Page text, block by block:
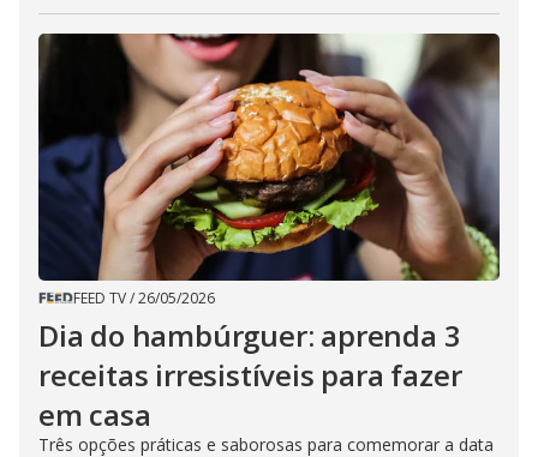
FEED TV/26/05/2026
Dia do hambúrguer: aprenda 3
receitas irresistíveis para fazer
em casa
Três opções práticas e saborosas para comemorar a data